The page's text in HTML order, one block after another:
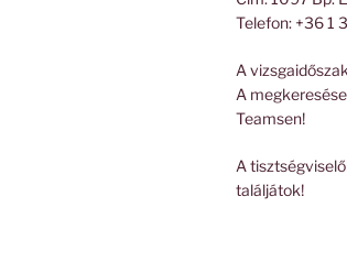
Telefon: +36 1
A
A
Teamsen!
A
találjátok!